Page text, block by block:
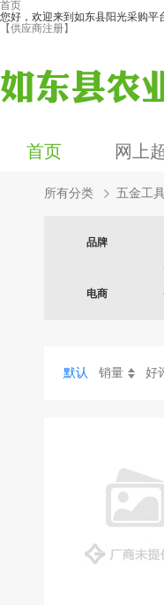
首页
您好，欢迎来到如东县阳光采购平
【供应商注册】
首页 网上
所有分类 五金工
品牌
电商
默认 销量 好